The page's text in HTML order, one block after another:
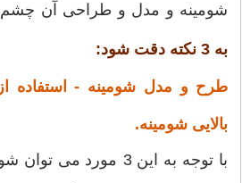
شومینه و مدل و طراحی آن
به 3 نکته دقت شود:
طرح و مدل شومینه - استفاده
بالایی شومینه.
با توجه به این 3 مورد